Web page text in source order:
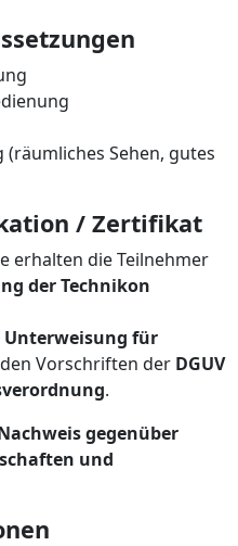
Sehen, gutes
/ Zertifikat
erhalten die Teilnehmer
der Technikon
für
Vorschriften der DGUV
.
gegenüber
und